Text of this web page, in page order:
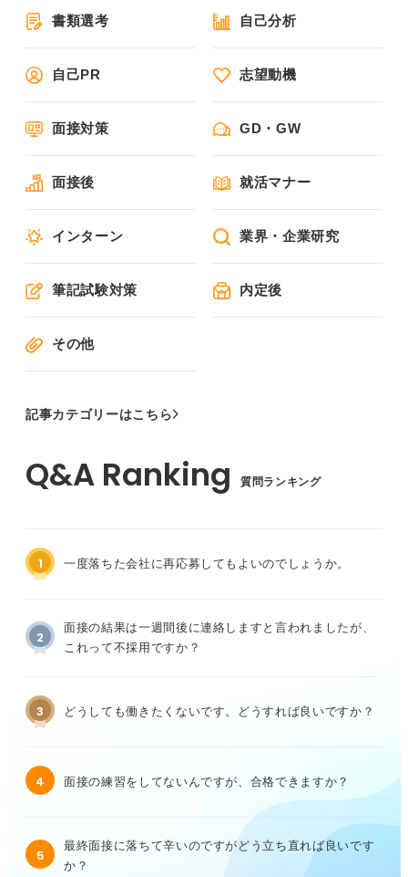
書類選考 自己分析
自己PR 志望動機
面接対策 GD・GW
面接後 就活マナー
インターン 業界・企業研究
筆記試験対策 内定後
その他
記事カテゴリーはこちら
質問ランキング
1 一度落ちた会社に再応募してもよいのでしょうか。
2
面接の結果は一週間後に連絡しますと言われましたが、
これって不採用ですか？
3 どうしても働きたくないです。どうすれば良いですか？
4 面接の練習をしてないんですが、合格できますか？
5
最終面接に落ちて辛いのですがどう立ち直れば良いです
か？